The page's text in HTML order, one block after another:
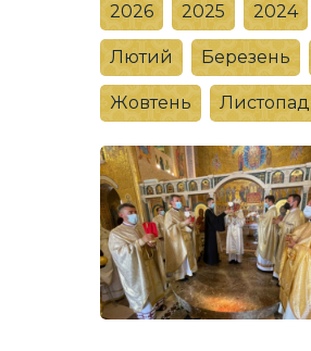
2026 2025 2024
Лютий Березень
Жовтень Листопад